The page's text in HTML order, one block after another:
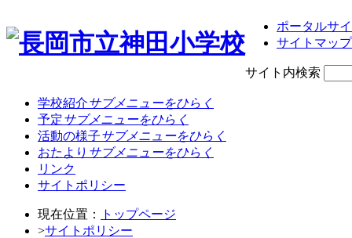
ポータルサ
サイトマップ
サイト内検索
学校紹介サブメニューをひらく
予定サブメニューをひらく
活動の様子サブメニューをひらく
おたより サブメニューをひらく
リンク
サイトポリシー
現在位置：
トップページ
>サイトポリシー